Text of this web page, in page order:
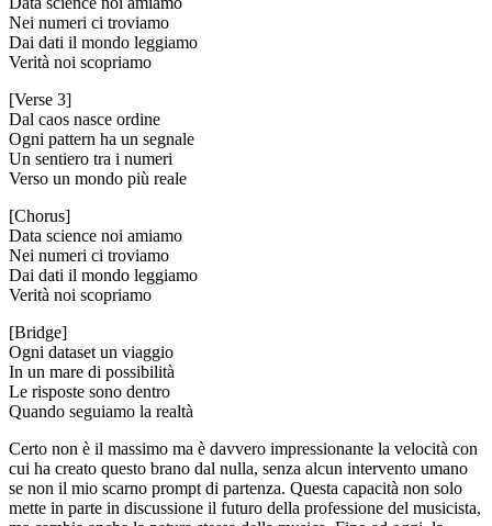
Nei numeri ci troviamo
Dai dati il mondo leggiamo
Verità noi scopriamo
[Verse 3]
Dal caos nasce ordine
Ogni pattern ha un segnale
Un sentiero tra i numeri
Verso un mondo più reale
[Chorus]
Data science noi amiamo
Nei numeri ci troviamo
Dai dati il mondo leggiamo
Verità noi scopriamo
[Bridge]
Ogni dataset un viaggio
In un mare di possibilità
Le risposte sono dentro
Quando seguiamo la realtà
Certo non è il massimo ma è davvero impressionante la velocità con
cui ha creato questo brano dal nulla, senza alcun intervento umano
se non il mio scarno prompt di partenza. Questa capacità non solo
mette in parte in discussione il futuro della professione del musicista,